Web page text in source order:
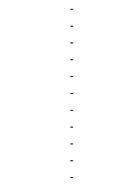
-
-
-
-
-
-
-
-
-
-
-